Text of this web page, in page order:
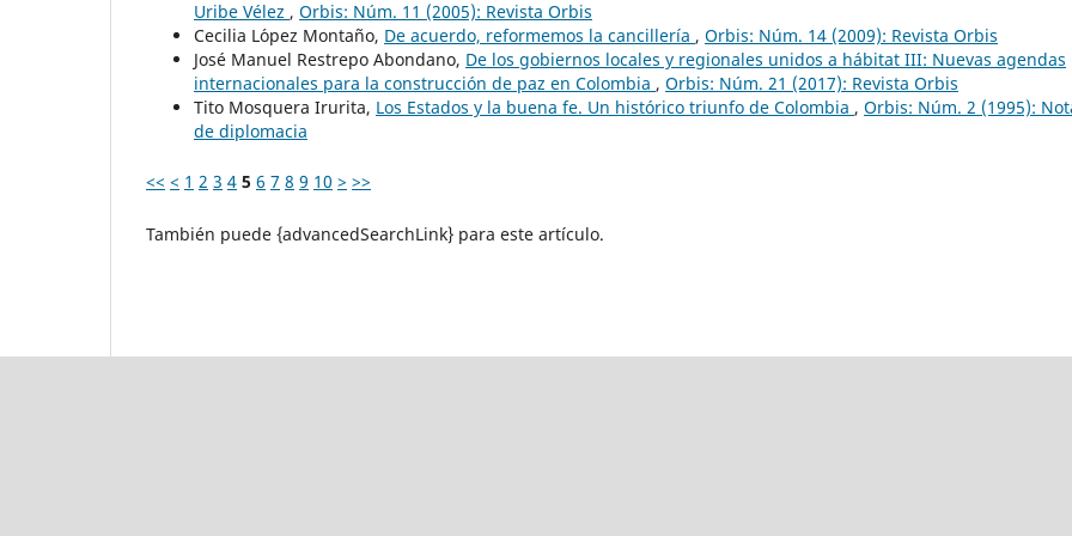
Uribe Vélez , Orbis: Núm. 11 (2005): Revista Orbis
Cecilia L´opez Montaño, De acuerdo, reformemos la cancillería , Orbis: Núm. 14 (2009): Revista Orbis
José Manuel Restrepo Abondano, De los gobiernos locales y regionales unidos a hábitat III: Nuevas agendas
internacionales para la construcción de paz en Colombia , Orbis: Núm. 21 (2017): Revista Orbis
Tito Mosquera Irurita, Los Estados y la buena fe. Un histórico triunfo de Colombia , Orbis: Núm. 2 (1995):
de diplomacia
<< < 1 2 3 4 5 6 7 8 9 10 > >>
También puede {advancedSearchLink} para este artículo.